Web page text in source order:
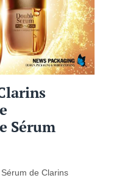
Sérum
de Clarins